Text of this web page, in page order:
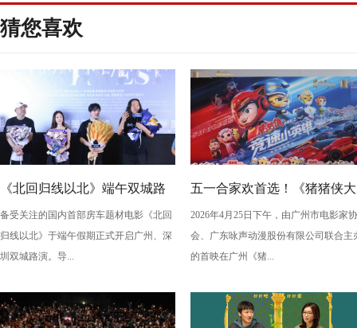
猜您喜欢
《北回归线以北》端午双城路
演，定档6月26日奔赴山海
备受关注的国内首部房车题材电影《北回
归线以北》于端午假期正式开启广州、深
圳双城路演。导...
五一合家欢首选！《猪猪侠大
电影之竞速小英雄》广州首映
欢乐狂飙
2026年4月25日下午，由广州市电影家协
会、广东咏声动漫股份有限公司联合主
的首映在广州《猪...